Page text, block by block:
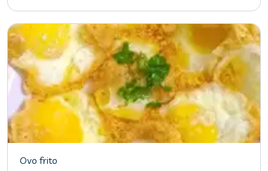
Ovo frito